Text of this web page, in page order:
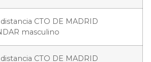
CTO DE MADRID
masculino
CTO DE MADRID